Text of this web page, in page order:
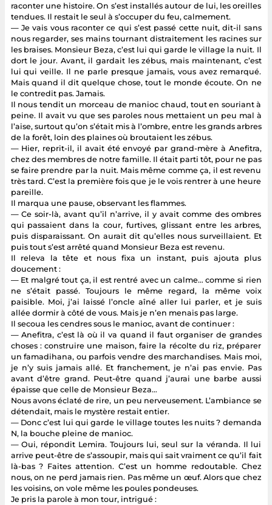
raconter une histoire. On s’est installés autour de lui, les oreilles
tendues. Il restait le seul à s’occuper du feu, calmement.
— Je vais vous raconter ce qui s’est passé cette nuit, dit-il sans
nous regarder, ses mains tournant distraitement les racines sur
les braises. Monsieur Beza, c’est lui qui garde le village la nuit. Il
dort le jour. Avant, il gardait les zébus, mais maintenant, c’est
lui qui veille. Il ne parle presque jamais, vous avez remarqué.
Mais quand il dit quelque chose, tout le monde écoute. On ne
le contredit pas. Jamais.
Il nous tendit un morceau de manioc chaud, tout en souriant à
peine. Il avait vu que ses paroles nous mettaient un peu mal à
l’aise, surtout qu’on s’était mis à l’ombre, entre les grands arbres
de la forêt, loin des plaines où broutaient les zébus.
— Hier, reprit-il, il avait été envoyé par grand-mère à Anefitra,
chez des membres de notre famille. Il était parti tôt, pour ne pas
se faire prendre par la nuit. Mais même comme ça, il est revenu
très tard. C’est la première fois que je le vois rentrer à une heure
pareille.
Il marqua une pause, observant les flammes.
— Ce soir-là, avant qu’il n’arrive, il y avait comme des ombres
qui passaient dans la cour, furtives, glissant entre les arbres,
puis disparaissant. On aurait dit qu’elles nous surveillaient. Et
puis tout s’est arrêté quand Monsieur Beza est revenu.
Il releva la tête et nous fixa un instant, puis ajouta plus
doucement :
— Et malgré tout ça, il est rentré avec un calme… comme si rien
ne s’était passé. Toujours le même regard, la même voix
paisible. Moi, j’ai laissé l’oncle aîné aller lui parler, et je suis
allée dormir à côté de vous. Mais je n’en menais pas large.
Il secoua les cendres sous le manioc, avant de continuer :
— Anefitra, c’est là où il va quand il faut organiser de grandes
choses : construire une maison, faire la récolte du riz, préparer
un famadihana, ou parfois vendre des marchandises. Mais moi,
je n’y suis jamais allé. Et franchement, je n’ai pas envie. Pas
avant d’être grand. Peut-être quand j’aurai une barbe aussi
épaisse que celle de Monsieur Beza…
Nous avons éclaté de rire, un peu nerveusement. L’ambiance se
détendait, mais le mystère restait entier.
— Donc c’est lui qui garde le village toutes les nuits ? demanda
N, la bouche pleine de manioc.
— Oui, répondit Lemira. Toujours lui, seul sur la véranda. Il lui
arrive peut-être de s’assoupir, mais qui sait vraiment ce qu’il fait
là-bas ? Faites attention. C’est un homme redoutable. Chez
nous, on ne perd jamais rien. Pas même un œuf. Alors que chez
les voisins, on vole même les poules pondeuses.
Je pris la parole à mon tour, intrigué :